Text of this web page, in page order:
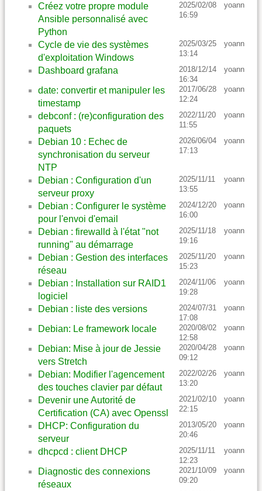
Créez votre propre module
Ansible personnalisé avec
Python
2025/02/08
16:59
yoann
Cycle de vie des systèmes
d'exploitation Windows
2025/03/25
13:14
yoann
Dashboard grafana
2018/12/14
16:34
yoann
date: convertir et manipuler les
timestamp
2017/06/28
12:24
yoann
debconf : (re)configuration des
paquets
2022/11/20
11:55
yoann
Debian 10 : Echec de
synchronisation du serveur
NTP
2026/06/04
17:13
yoann
Debian : Configuration d'un
serveur proxy
2025/11/11
13:55
yoann
Debian : Configurer le système
pour l'envoi d'email
2024/12/20
16:00
yoann
Debian : firewalld à l'état "not
running" au démarrage
2025/11/18
19:16
yoann
Debian : Gestion des interfaces
réseau
2025/11/20
15:23
yoann
Debian : Installation sur RAID1
logiciel
2024/11/06
19:28
yoann
Debian : liste des versions
2024/07/31
17:08
yoann
Debian: Le framework locale
2020/08/02
12:58
yoann
Debian: Mise à jour de Jessie
vers Stretch
2020/04/28
09:12
yoann
Debian: Modifier l'agencement
des touches clavier par défaut
2022/02/26
13:20
yoann
Devenir une Autorité de
Certification (CA) avec Openssl
2021/02/10
22:15
yoann
DHCP: Configuration du
serveur
2013/05/20
20:46
yoann
dhcpcd : client DHCP
2025/11/11
12:23
yoann
Diagnostic des connexions
réseaux
2021/10/09
09:20
yoann